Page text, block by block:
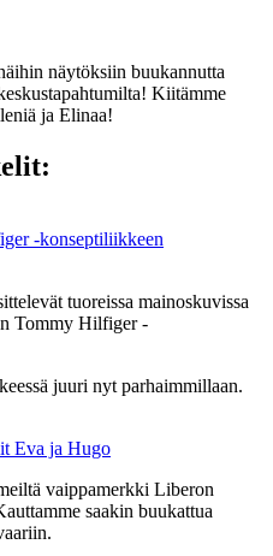
näytöksiin buukannutta
Kiitämme
ja Elinaa!
-konseptiliikkeen
tuoreissa mainoskuvissa
Tommy Hilfiger -
juuri nyt parhaimmillaan.
Eva ja Hugo
vaippamerkki Liberon
saakin buukattua